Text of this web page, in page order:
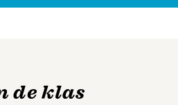
de klas
Personen